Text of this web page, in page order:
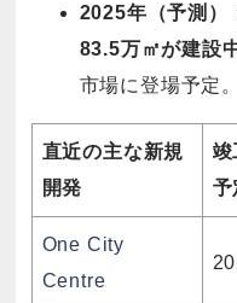
2025年（予測）
83.5万㎡が建設
市場に登場予定。
直近の主な新規
開発
竣
予
One City
Centre